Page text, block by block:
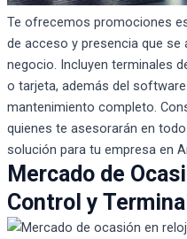
Te ofrecemos promociones
de acceso y presencia que se
negocio. Incluyen terminales
o tarjeta, además del
mantenimiento completo.
quienes te asesorarán en
solución para tu empresa en
Mercado de
Control y